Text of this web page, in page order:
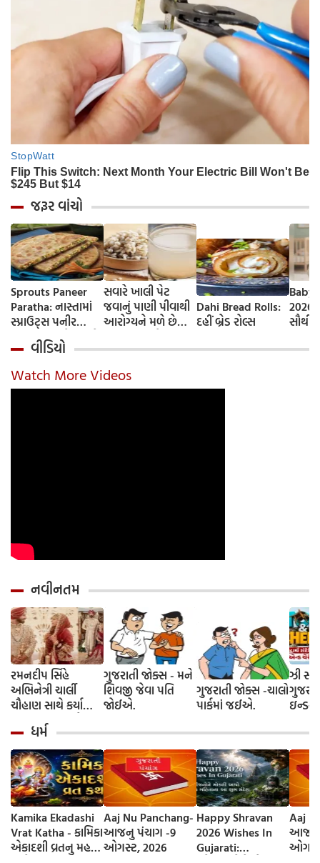
જરૂર વાંચો
Sprouts Paneer
Paratha: નાસ્તામાં
સ્પ્રાઉટ્સ પનીર
પરાઠા બનાવો, તમને
પ્રોટીનનો ડબલ ડોઝ
મળશે
સવારે ખાલી પેટ
જવાનું પાણી પીવાથી
આરોગ્યને મળે છે
જાણીએ તેના ફાયદા
અને ઉપયોગ કરવાની
યોગ્ય રીત
Dahi Bread Rolls:
દહીં બ્રેડ રોલ્સ
Baby
વીડિયો
Watch More Videos
નવીનતમ
રમનદીપ સિંહે
અભિનેત્રી ચાર્લી
ચૌહાણ સાથે કર્યા
લગ્ન, જશ્નમાં ક્રિકેટ
જગતના કલાકારોની
હાજરી
ગુજરાતી જોક્સ - મને
શિવજી જેવા પતિ
જોઈએ.
ગુજરાતી જોક્સ -ચાલો
પાર્કમાં જઈએ.
ઝી
ચેરી'
રિલીઝ
ધર્મ
Kamika Ekadashi
Vrat Katha - કામિકા
એકાદશી વ્રતનુ મહત્વ
Aaj Nu Panchang-
આજનુ પંચાગ -9
ઓગસ્ટ, 2026
Happy Shravan
2026 Wishes In
Gujarati:
Aaj
આજનુ